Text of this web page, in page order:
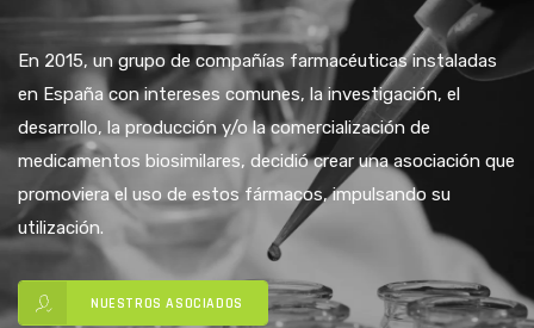
En 2015, un grupo de compañías farmacéuticas instaladas
en España con intereses comunes, la investigación, el
desarrollo, la producción y/o la comercialización de
medicamentos biosimilares, decidió crear una asociación que
promoviera el uso de estos fármacos, impulsando su
utilización.
NUESTROS ASOCIADOS